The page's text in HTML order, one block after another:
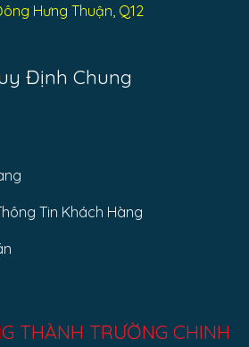
Hưng Thuận, Q12
Định Chung
Tin Khách Hàng
THÀNH TRƯỜNG CHINH